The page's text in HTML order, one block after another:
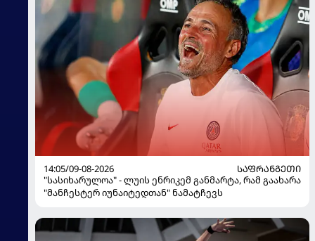
14:05/09-08-2026
ᲡᲐᲤᲠᲐᲜᲒᲔᲗᲘ
"სასიხარულოა" - ლუის ენრიკემ განმარტა, რამ გაახარა
"მანჩესტერ იუნაიტედთან" ნამატჩევს